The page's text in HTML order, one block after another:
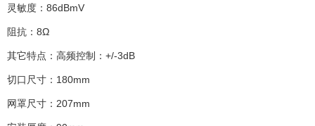
灵敏度：86dBmV
阻抗：8Ω
其它特点：高频控制：+/-3dB
切口尺寸：180mm
网罩尺寸：207mm